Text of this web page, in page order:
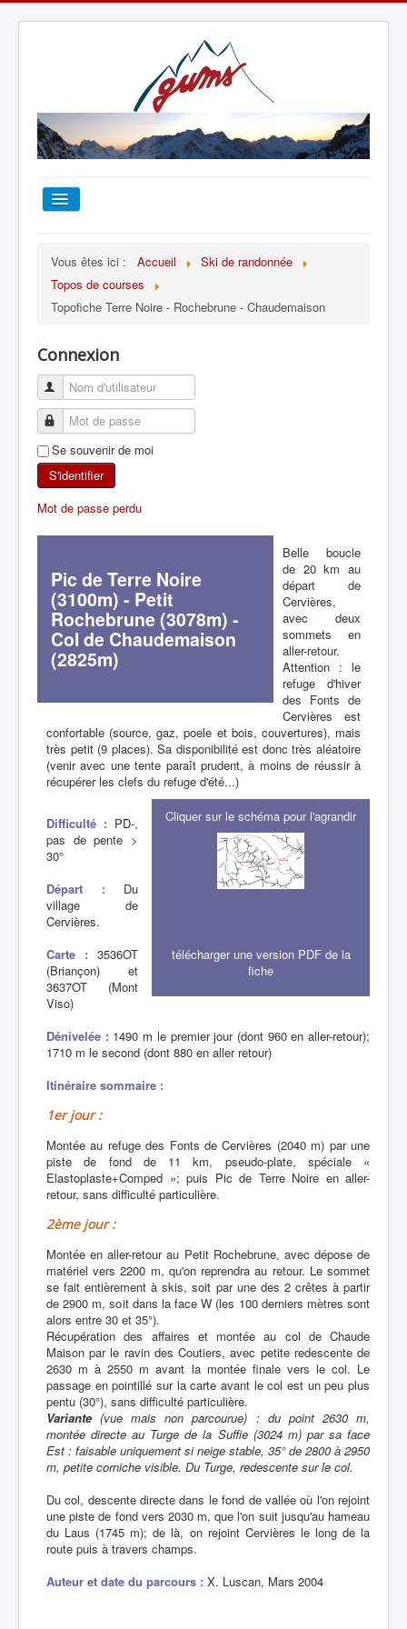
TOUT SUR LE GUMS
ALPINISME
SKI DE RANDONNÉE
RANDONNÉE PÉDESTRE
RANDONNÉE SPORTIVE
Vous êtes ici : Accueil
Ski de randonnée
Topos de courses
Topofiche Terre Noire - Rochebrune - Chaudemaison
Connexion
Se souvenir de moi
S'identifier
Mot de passe perdu
Pic de Terre Noire
(3100m) - Petit
Rochebrune (3078m) -
Col de Chaudemaison
(2825m)
Belle boucle
de 20 km au
départ de
Cervières,
avec deux
sommets en
aller-retour.
Attention : le
refuge d'hiver
des Fonts de
Cervières est
confortable (source, gaz, poele et bois, couvertures), mais
très petit(9 places). Sa disponibilité est donc très aléatoire
(venir avec une tente paraît prudent, à moins de réussir à
récupérer les clefs du refuge d'été...)
Cliquer sur le schéma pour l'agrandir
télécharger une version PDF de la
fiche
Difficulté : PD-,
pas de pente >
30°
Départ : Du
village de
Cervières.
Carte : 3536OT
(Briançon) et
3637OT (Mont
Viso)
Dénivelée : 1490 m le premier jour (dont 960 en aller-retour);
1710 m le second (dont 880 en aller retour)
Itinéraire sommaire :
1er jour :
Montée au refuge des Fonts de Cervières (2040 m) par une
piste de fond de 11 km, pseudo-plate, spéciale «
Elastoplaste+Comped »; puis Pic de Terre Noire en aller-
retour, sans difficulté particulière.
2ème jour :
Montée en aller-retour au Petit Rochebrune, avec dépose de
matériel vers 2200 m, qu'on reprendra au retour. Le sommet
se fait entièrement à skis, soit par une des 2 crêtes à partir
de 2900 m, soit dans la face W (les 100 derniers mètres sont
alors entre 30 et 35°).
Récupération des affaires et montée au col de Chaude
Maison par le ravin des Coutiers, avec petite redescente de
2630 m à 2550 m avant la montée finale vers le col. Le
passage en pointillé sur la carte avant le col est un peu plus
pentu (30°), sans difficulté particulière.
Variante(vue mais non parcourue) : du point 2630 m,
montée directe au Turge de la Suffie (3024 m) par sa face
Est : faisable uniquement si neige stable, 35° de 2800 à 2950
m, petite corniche visible. Du Turge, redescente sur le col.
Du col, descente directe dans le fond de vallée où l'on rejoint
une piste de fond vers 2030 m, que l'on suit jusqu'au hameau
du Laus (1745 m); de là, on rejoint Cervières le long de la
route puis à travers champs.
Auteur et date du parcours : X. Luscan, Mars 2004